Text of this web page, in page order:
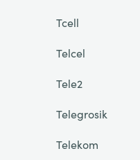
Tcell
Telcel
Tele2
Telegrosik
Telekom